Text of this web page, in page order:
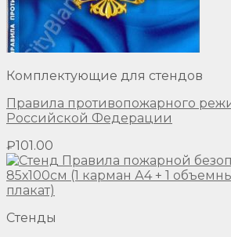
Комплектующие для стендов
Правила противопожарного
Российской Федерации
₽101.00
Стенды